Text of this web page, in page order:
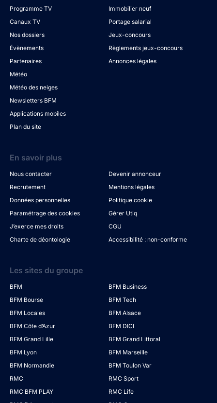
Programme TV
Canaux TV
Nos dossiers
Évènements
Partenaires
Météo
Météo des neiges
Newsletters BFM
Applications mobiles
Plan du site
Immobilier neuf
Portage salarial
Jeux-concours
Règlements jeux-concours
Annonces légales
En savoir plus
Nous contacter
Devenir annonceur
Recrutement
Mentions légales
Données personnelles
Politique cookie
Paramétrage des cookies
Gérer Utiq
J’exerce mes droits
CGU
Charte de déontologie
Accessibilité : non-conforme
Les sites du groupe
BFM
BFM Business
BFM Bourse
BFM Tech
BFM Locales
BFM Alsace
BFM Côte d’Azur
BFM DICI
BFM Grand Lille
BFM Grand Littoral
BFM Lyon
BFM Marseille
BFM Normandie
BFM Toulon Var
RMC
RMC Sport
RMC BFM PLAY
RMC Life